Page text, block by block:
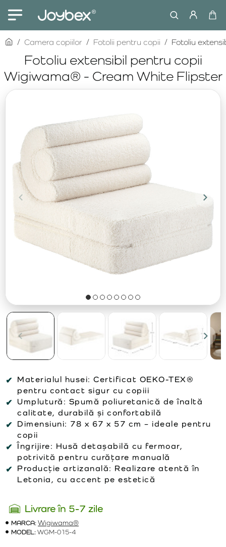
Fotoliu extensibil pentru copii
Wigiwama® - Cream White Flipster
homeCamera copiilor Fotolii pentru copii Fotoliu
Materialul husei: Certificat OEKO-TEX®
pentru contact sigur cu copiii
Umplutură: Spumă poliuretanică de înaltă
calitate, durabilă și confortabilă
Dimensiuni: 78 x 67 x 57 cm – ideale pentru
copii
Îngrijire: Husă detașabilă cu fermoar,
potrivită pentru curățare manuală
Producție artizanală: Realizare atentă în
Letonia, cu accent pe estetică
Livrare în 5-7 zile
MARCA:Wigiwama®
MODEL:WGM-015-4